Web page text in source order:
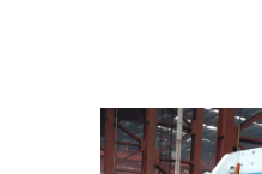
т/ч,